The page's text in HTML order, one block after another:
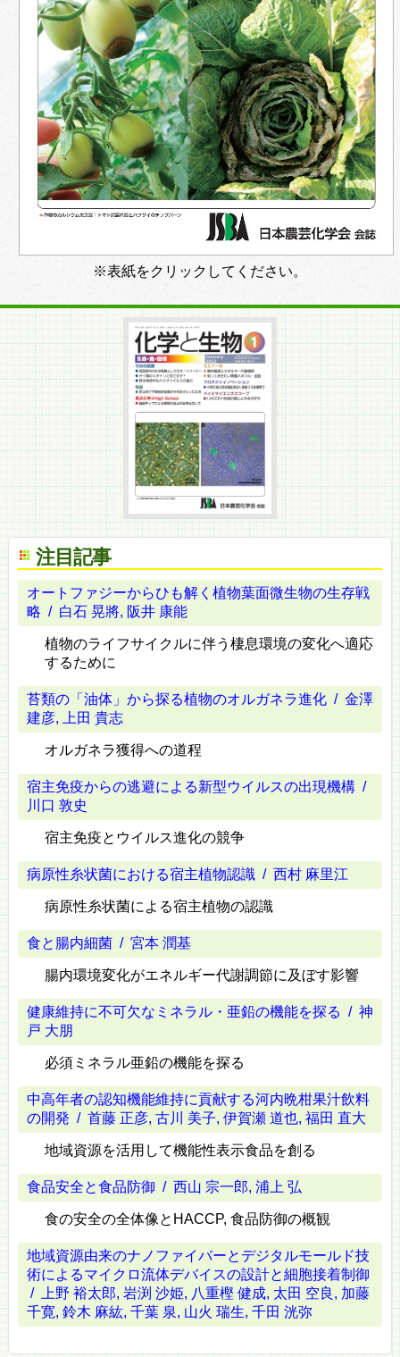
※表紙をクリックしてください。
注目記事
オートファジーからひも解く植物葉面微生物の生存戦
略 / 白石 晃將, 阪井 康能
植物のライフサイクルに伴う棲息環境の変化へ適応
するために
苔類の「油体」から探る植物のオルガネラ進化 / 金澤
建彦, 上田 貴志
オルガネラ獲得への道程
宿主免疫からの逃避による新型ウイルスの出現機構 /
川口 敦史
宿主免疫とウイルス進化の競争
病原性糸状菌における宿主植物認識 / 西村 麻里江
病原性糸状菌による宿主植物の認識
食と腸内細菌 / 宮本 潤基
腸内環境変化がエネルギー代謝調節に及ぼす影響
健康維持に不可欠なミネラル・亜鉛の機能を探る / 神
戸 大朋
必須ミネラル亜鉛の機能を探る
中高年者の認知機能維持に貢献する河内晩柑果汁飲料
の開発 / 首藤 正彦, 古川 美子, 伊賀瀬 道也, 福田 直大
地域資源を活用して機能性表示食品を創る
食品安全と食品防御 / 西山 宗一郎, 浦上 弘
食の安全の全体像とHACCP, 食品防御の概観
地域資源由来のナノファイバーとデジタルモールド技
術によるマイクロ流体デバイスの設計と細胞接着制御
/ 上野 裕太郎, 岩渕 沙姫, 八重樫 健成, 太田 空良, 加藤
千寛, 鈴木 麻紘, 千葉 泉, 山火 瑞生, 千田 洸弥